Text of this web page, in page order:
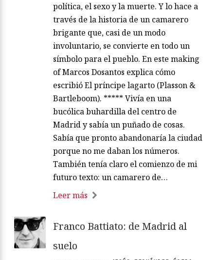
política, el sexo y la muerte. Y lo hace a
través de la historia de un camarero
brigante que, casi de un modo
involuntario, se convierte en todo un
símbolo para el pueblo. En este making
of Marcos Dosantos explica cómo
escribió El príncipe lagarto (Plasson &
Bartleboom). ***** Vivía en una
bucólica buhardilla del centro de
Madrid y sabía un puñado de cosas.
Sabía que pronto abandonaría la ciudad
porque no me daban los números.
También tenía claro el comienzo de mi
futuro texto: un camarero de…
Leer más
Franco Battiato: de Madrid al
suelo